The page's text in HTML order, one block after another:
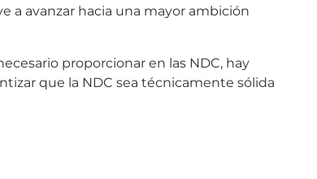
a avanzar hacia una mayor ambición
proporcionar en las NDC, hay
que la NDC sea técnicamente sólida